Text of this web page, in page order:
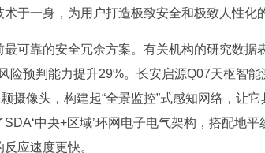
于一身，为用户打造极致安全和极致人性化
最可靠的安全冗余方案。有关机构的研究数
险预判能力提升29%。长安启源Q07天枢智
摄像头，构建起“全景监控”式感知网络，让
中央+区域’环网电子电气架构，搭配地
应速度更快。